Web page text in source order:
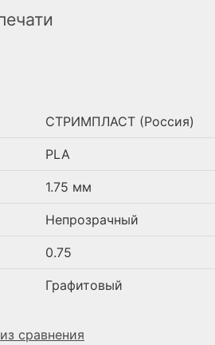
СТРИМПЛАСТ (Россия)
PLA
1.75 мм
Непрозрачный
0.75
Графитовый
сравнения